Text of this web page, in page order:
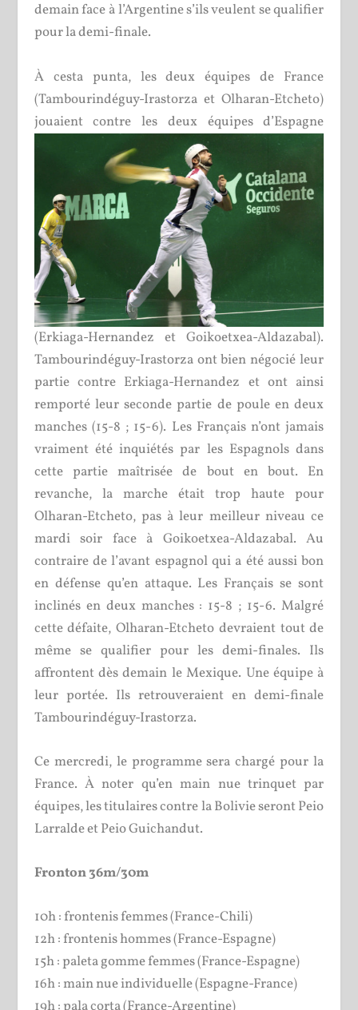
demain face à l’Argentine s’ils veulent se qualifier
pour la demi-finale.
À cesta punta, les deux équipes de France
(Tambourindéguy-Irastorza et Olharan-Etcheto)
jouaientcontre les deux équipes d’Espagne
(Erkiaga-Hernandez et Goikoetxea-Aldazabal).
Tambourindéguy-Irastorza ont bien négocié leur
partie contre Erkiaga-Hernandez et ont ainsi
remporté leur seconde partie de poule en deux
manches (15-8 ; 15-6). Les Français n’ont jamais
vraiment été inquiétés par les Espagnols dans
cette partie maîtrisée de bout en bout. En
revanche, la marche était trop haute pour
Olharan-Etcheto, pas à leur meilleur niveau ce
mardi soir face à Goikoetxea-Aldazabal. Au
contraire de l’avant espagnol qui a été aussi bon
en défense qu’en attaque. Les Français se sont
inclinés en deux manches : 15-8 ; 15-6. Malgré
cette défaite, Olharan-Etcheto devraient tout de
même se qualifier pour les demi-finales. Ils
affrontent dès demain le Mexique. Une équipe à
leur portée. Ils retrouveraient en demi-finale
Tambourindéguy-Irastorza.
Ce mercredi, le programme sera chargé pour la
France. À noter qu’en main nue trinquet par
équipes, les titulaires contre la Bolivie seront Peio
Larralde et Peio Guichandut.
Fronton 36m/30m
10h : frontenis femmes (France-Chili)
12h : frontenis hommes (France-Espagne)
15h : paleta gomme femmes (France-Espagne)
16h : main nue individuelle (Espagne-France)